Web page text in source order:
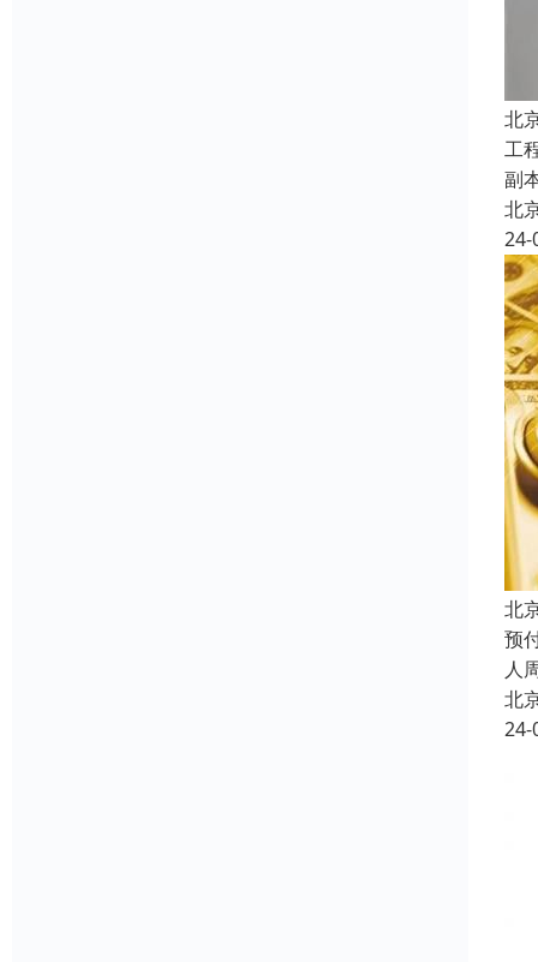
北
工
副
北
24-
北
预
人
北
24-